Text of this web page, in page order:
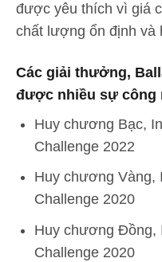
được yêu thích vì giá
chất lượng ổn định và
Các giải thưởng,
được nhiều sự công
Huy chương Bạc,
Challenge 2022
Huy chương Vàng,
Challenge 2020
Huy chương Đồng,
Challenge 2020